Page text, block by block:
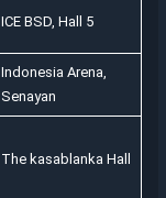
ICE BSD, Hall 5
Indonesia Arena,
Senayan
The kasablanka Hall